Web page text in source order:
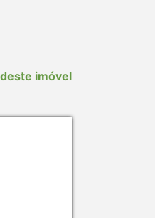
imóvel